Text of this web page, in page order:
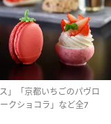
」「京都いちごのパヴロ
クショコラ」など全7